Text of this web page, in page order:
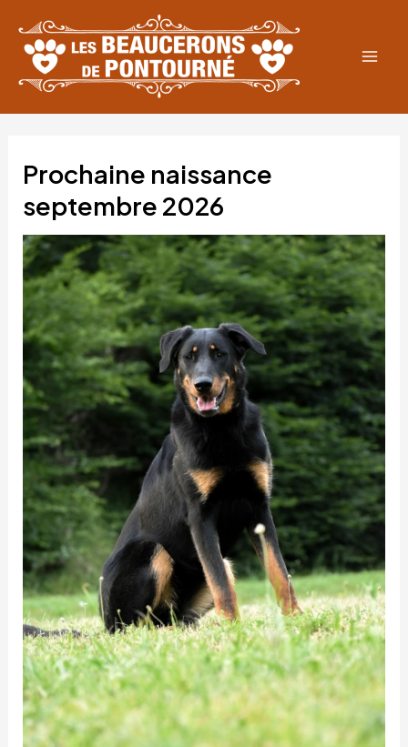
contenu
Prochaine naissance
septembre 2026